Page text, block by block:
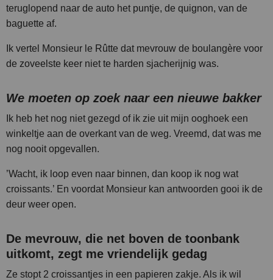
teruglopend naar de auto het puntje, de quignon, van de
baguette af.
Ik vertel Monsieur le Rûtte dat mevrouw de boulangère voor
de zoveelste keer niet te harden sjacherijnig was.
We moeten op zoek naar een nieuwe bakker
Ik heb het nog niet gezegd of ik zie uit mijn ooghoek een
winkeltje aan de overkant van de weg. Vreemd, dat was me
nog nooit opgevallen.
’Wacht, ik loop even naar binnen, dan koop ik nog wat
croissants.’ En voordat Monsieur kan antwoorden gooi ik de
deur weer open.
De mevrouw, die net boven de toonbank
uitkomt, zegt me vriendelijk gedag
Ze stopt 2 croissantjes in een papieren zakje. Als ik wil